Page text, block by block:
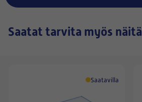
Saatat tarvita myös näitä
Saatavilla